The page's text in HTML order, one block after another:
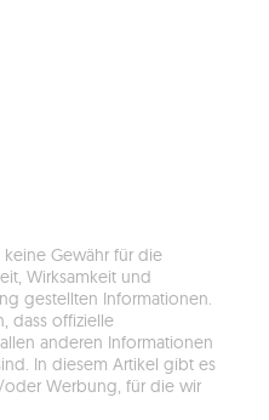
keine Gewähr für die
Wirksamkeit und
gestellten Informationen.
dass offizielle
anderen Informationen
In diesem Artikel gibt es
Werbung, für die wir